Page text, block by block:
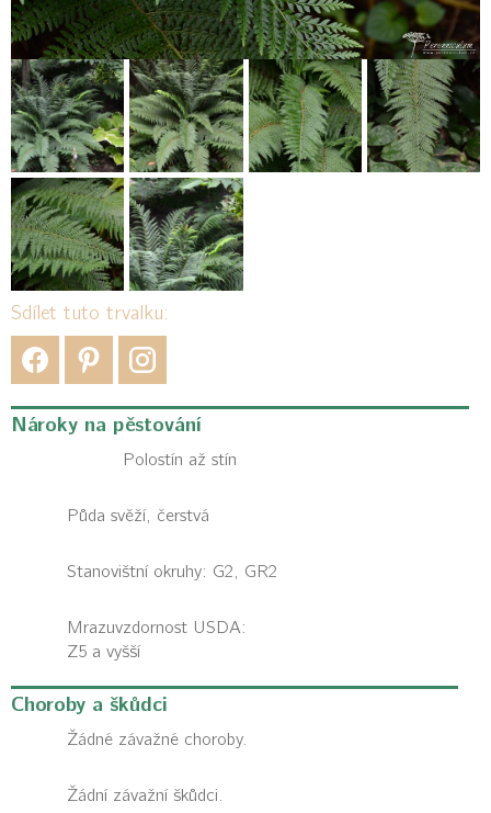
Sdílet tuto trvalku:
Nároky na pěstování
Polostín až stín
Půda svěží, čerstvá
Stanovištní okruhy: G2, GR2
Mrazuvzdornost USDA:
Z5 a vyšší
Choroby a škůdci
Žádné závažné choroby.
Žádní závažní škůdci.